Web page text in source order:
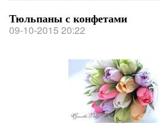
Тюльпаны с конфетами
09-10-2015 20:22